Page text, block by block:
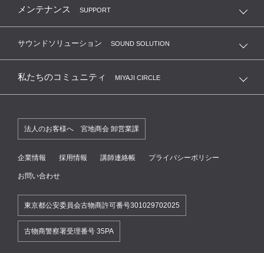
メンテナンス SUPPORT
サウンドソリューション SOUND SOLUTION
私たちのコミュニティ MIYAJI CIRCLE
法人のお客様へ 宮地商会 卸営業課
企業情報 採用情報 講師連絡帳 プライバシーポリシー
お問い合わせ
東京都公安委員会古物商許可番号301029702025
古物商警察署受理番号 35PA